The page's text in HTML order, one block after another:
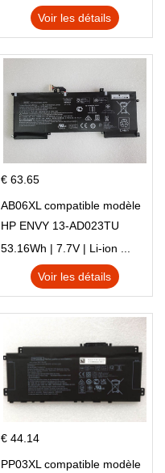
Voir les détails
€ 63.65
AB06XL compatible modèle
HP ENVY 13-AD023TU
HSTNN-DB8C 921438-855
TPN-I128
53.16Wh | 7.7V | Li-ion ...
Voir les détails
€ 44.14
PP03XL compatible modèle